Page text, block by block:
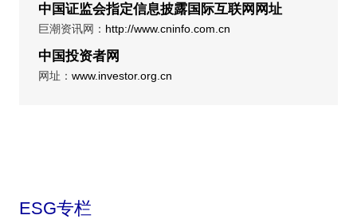
中国证监会指定信息披露国际互联网网址
巨潮资讯网： http://www.cninfo.com.cn
中国投资者网
网址： www.investor.org.cn
ESG专栏